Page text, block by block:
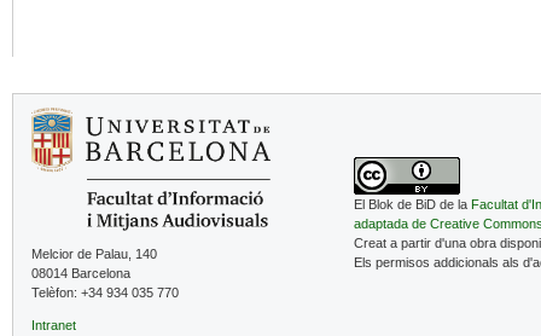
Melcior de Palau, 140
08014 Barcelona
Telèfon: +34 934 035 770
Intranet
El Blok de BiD de la Facultat
adaptada de Creative
Creat a partir d'una obra
Els permisos addicionals als